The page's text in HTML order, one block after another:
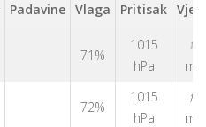
Padavine Vlaga Pritisak
71%
1015
hPa
↑
m/s
72%
1015
hPa
↑
m/s